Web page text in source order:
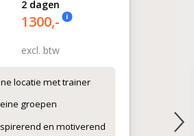
2 dagen
1300,- i
excl. btw
locatie met trainer
groepen
en motiverend